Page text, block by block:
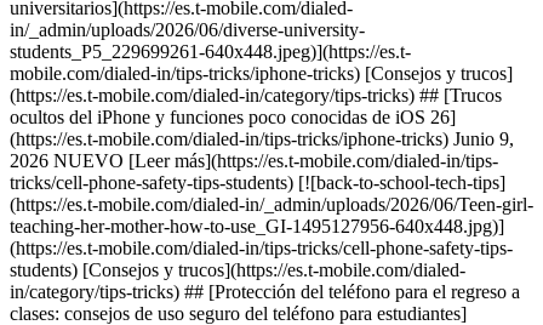
universitarios](https://es.t-mobile.com/dialed-
in/_admin/uploads/2026/06/diverse-university-
students_P5_229699261-640x448.jpeg)](https://es.t-
mobile.com/dialed-in/tips-tricks/iphone-tricks) [Consejos y trucos]
(https://es.t-mobile.com/dialed-in/category/tips-tricks) ## [Trucos
ocultos del iPhone y funciones poco conocidas de iOS 26]
(https://es.t-mobile.com/dialed-in/tips-tricks/iphone-tricks) Junio 9,
2026 NUEVO [Leer más](https://es.t-mobile.com/dialed-in/tips-
tricks/cell-phone-safety-tips-students) [![back-to-school-tech-tips]
(https://es.t-mobile.com/dialed-in/_admin/uploads/2026/06/Teen-girl-
teaching-her-mother-how-to-use_GI-1495127956-640x448.jpg)]
(https://es.t-mobile.com/dialed-in/tips-tricks/cell-phone-safety-tips-
students) [Consejos y trucos](https://es.t-mobile.com/dialed-
in/category/tips-tricks) ## [Protección del teléfono para el regreso a
clases: consejos de uso seguro del teléfono para estudiantes]